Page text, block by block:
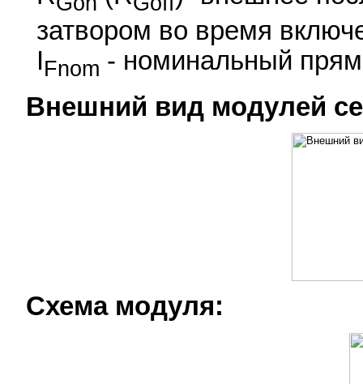
затвором во время
IFnom - номинальный
Внешний вид модулей
Схема модуля: